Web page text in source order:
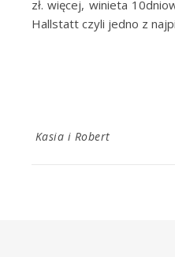
zł. więcej, winieta
Hallstatt czyli jedno z
Kasia i Robert